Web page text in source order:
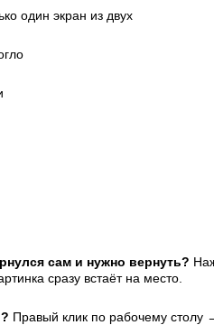
один экран из двух
сам и нужно вернуть?
сразу встаёт на место.
Правый клик по рабочему столу